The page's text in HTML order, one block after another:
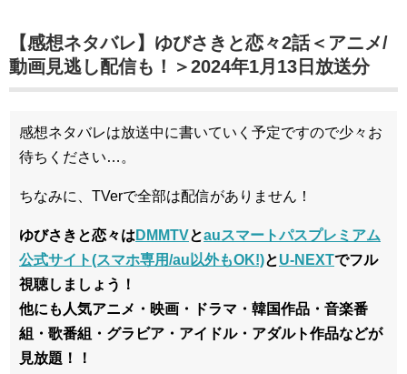
【感想ネタバレ】ゆびさきと恋々2話＜アニメ/
動画見逃し配信も！＞2024年1月13日放送分
感想ネタバレは放送中に書いていく予定ですので少々お
待ちください…。
ちなみに、TVerで全部は配信がありません！
ゆびさきと恋々は DMMTVとauスマートパスプレミアム
公式サイト(スマホ専用/au以外もOK!)とU-NEXTでフル
視聴しましょう！
他にも人気アニメ・映画・ドラマ・韓国作品・音楽番
組・歌番組・グラビア・アイドル・アダルト作品などが
見放題！！